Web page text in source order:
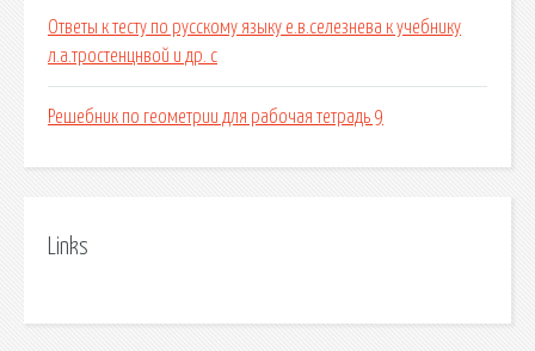
Ответы к тесту по русскому языку е.в.селезнева к учебнику
л.а.тростенцнвой и др. с
Решебник по геометрии для рабочая тетрадь 9
Links